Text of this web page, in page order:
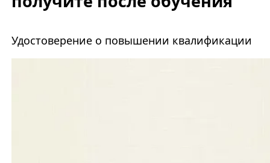
Удостоверение о повышении квалификации